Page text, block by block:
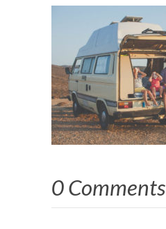
0 Comments